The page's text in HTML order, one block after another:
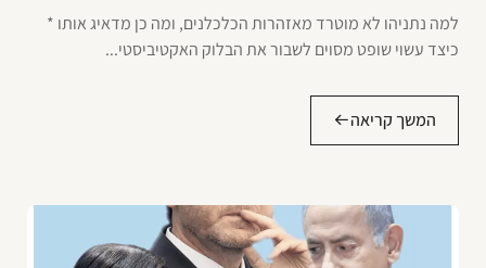
למה נתניהו לא מוטרד מאזהרות הכלכלנים, ומה כן מדאיג אותו *
כיצד עשוי שופט מסוים לשבור את הבלוק האקטיביסטי...
המשך קריאה